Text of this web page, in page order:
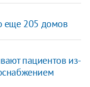
еще 205 домов
пациентов из-